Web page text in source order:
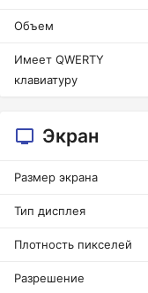
Объем
Имеет QWERTY
клавиатуру
Экран
Размер экрана
Тип дисплея
Плотность пикселей
Разрешение